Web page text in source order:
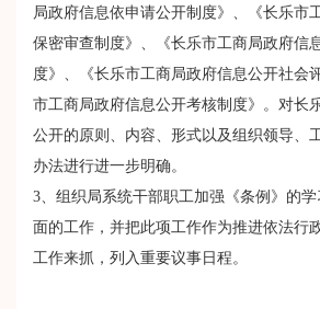
局政府信息依申请公开制度》、《长乐市
保密审查制度》、《长乐市工商局政府信
度》、《长乐市工商局政府信息公开社会
市工商局政府信息公开考核制度》。对长
公开的原则、内容、形式以及组织领导、
办法进行进一步明确。
3、组织局系统干部职工加强《条例》的
面的工作，并把此项工作作为推进依法行
工作来抓，列入重要议事日程。